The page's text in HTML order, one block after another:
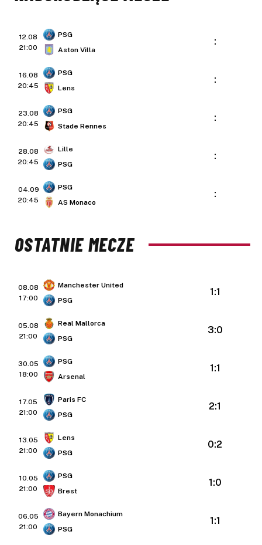
12.08
21:00
PSG
Aston Villa
:
16.08
20:45
PSG
Lens
:
23.08
20:45
PSG
Stade Rennes
:
28.08
20:45
Lille
PSG
:
04.09
20:45
PSG
AS Monaco
:
OSTATNIE MECZE
08.08
17:00
Manchester United
PSG
1:1
05.08
21:00
Real Mallorca
PSG
3:0
30.05
18:00
PSG
Arsenal
1:1
17.05
21:00
Paris FC
PSG
2:1
13.05
21:00
Lens
PSG
0:2
10.05
21:00
PSG
Brest
1:0
06.05
21:00
Bayern Monachium
PSG
1:1